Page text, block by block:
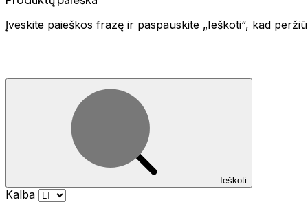
Įveskite paieškos frazę ir paspauskite „Ieškoti“, kad
Ieškoti
Kalba